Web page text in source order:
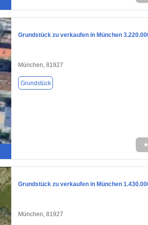
Grundstück zu verkaufen in München
München, 81927
Grundstück
★
Grundstück zu verkaufen in München
München, 81927